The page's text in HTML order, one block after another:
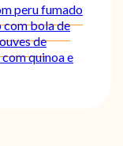
peru fumado
bola de
de
quinoa e